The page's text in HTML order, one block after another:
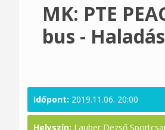
MK: PTE
bus -
Időpont: 2019.11.06. 20:00
Helyszín: Lauber Dezső